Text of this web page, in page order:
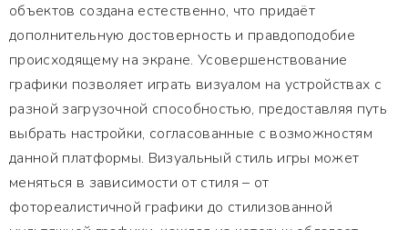
объектов создана естественно, что придаёт
дополнительную достоверность и правдоподобие
происходящему на экране. Усовершенствование
графики позволяет играть визуалом на устройствах с
разной загрузочной способностью, предоставляя путь
выбрать настройки, согласованные с возможностям
данной платформы. Визуальный стиль игры может
меняться в зависимости от стиля – от
фотореалистичной графики до стилизованной